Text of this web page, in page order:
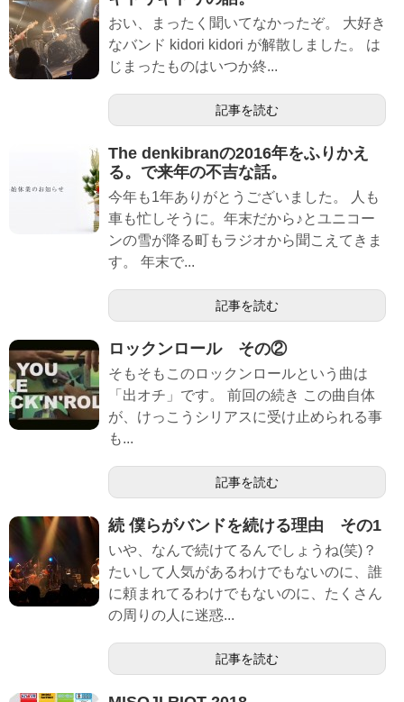
おい、まったく聞いてなかったぞ。 大好き
なバンド kidori kidori が解散しました。 は
じまったものはいつか終...
記事を読む
The denkibranの2016年をふりかえ
る。で来年の不吉な話。
今年も1年ありがとうございました。 人も
車も忙しそうに。年末だから♪とユニコー
ンの雪が降る町もラジオから聞こえてきま
す。 年末で...
記事を読む
ロックンロール その②
そもそもこのロックンロールという曲は
「出オチ」です。 前回の続き この曲自体
が、けっこうシリアスに受け止められる事
も...
記事を読む
続 僕らがバンドを続ける理由 その1
いや、なんで続けてるんでしょうね(笑)？
たいして人気があるわけでもないのに、誰
に頼まれてるわけでもないのに、たくさん
の周りの人に迷惑...
記事を読む